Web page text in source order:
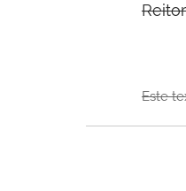
Este